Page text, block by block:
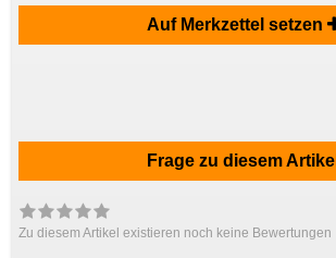
Auf Merkzettel setzen
Frage zu diesem Artikel
Zu diesem Artikel existieren noch keine Bewertungen